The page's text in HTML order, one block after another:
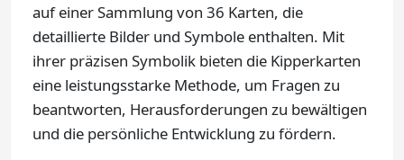
auf einer Sammlung von 36 Karten, die
detaillierte Bilder und Symbole enthalten. Mit
ihrer präzisen Symbolik bieten die Kipperkarten
eine leistungsstarke Methode, um Fragen zu
beantworten, Herausforderungen zu bewältigen
und die persönliche Entwicklung zu fördern.